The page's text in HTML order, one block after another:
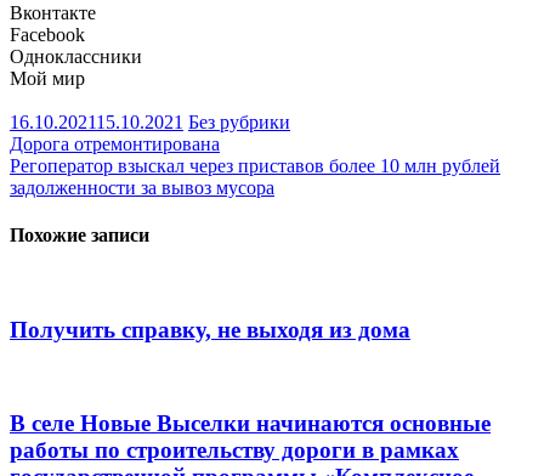
Вконтакте
Facebook
Одноклассники
Мой мир
16.10.202115.10.2021 Без рубрики
Навигация
по
Дорога отремонтирована
Регоператор взыскал через приставов более 10 млн рублей
задолженности за вывоз мусора
Похожие записи
Получить справку, не выходя из дома
В селе Новые Выселки начинаются основные
работы по строительству дороги в рамках